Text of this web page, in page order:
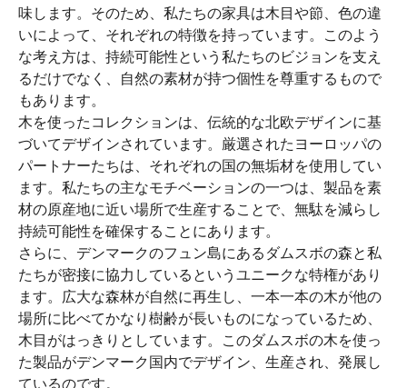
味します。そのため、私たちの家具は木目や節、色の違
いによって、それぞれの特徴を持っています。このよう
な考え方は、持続可能性という私たちのビジョンを支え
るだけでなく、自然の素材が持つ個性を尊重するもので
もあります。
木を使ったコレクションは、伝統的な北欧デザインに基
づいてデザインされています。厳選されたヨーロッパの
パートナーたちは、それぞれの国の無垢材を使用してい
ます。私たちの主なモチベーションの一つは、製品を素
材の原産地に近い場所で生産することで、無駄を減らし
持続可能性を確保することにあります。
さらに、デンマークのフュン島にあるダムスボの森と私
たちが密接に協力しているというユニークな特権があり
ます。広大な森林が自然に再生し、一本一本の木が他の
場所に比べてかなり樹齢が長いものになっているため、
木目がはっきりとしています。このダムスボの木を使っ
た製品がデンマーク国内でデザイン、生産され、発展し
ているのです。